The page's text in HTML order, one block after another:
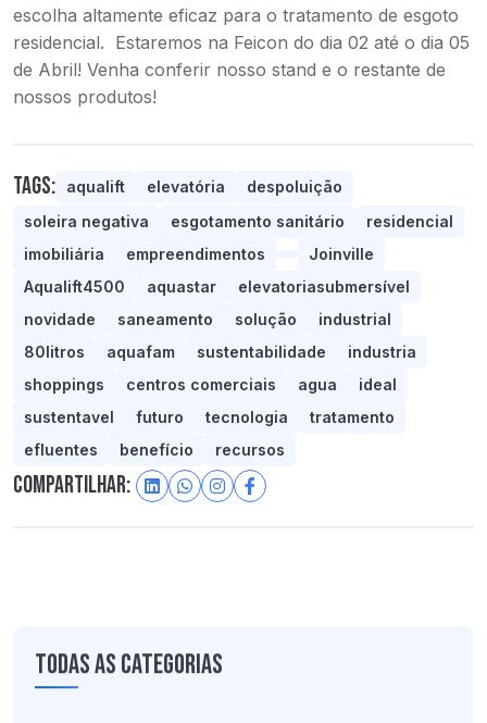
escolha altamente eficaz para o tratamento de esgoto
residencial. Estaremos na Feicon do dia 02 até o dia 05
de Abril! Venha conferir nosso stand e o restante de
nossos produtos!
Tags: aqualift elevatória
despoluição
soleira negativa
esgotamento sanitário
residencial
imobiliária
empreendimentos
Joinville
Aqualift4500
aquastar
elevatoriasubmersível
novidade
saneamento solução
industrial
80litros
aquafam sustentabilidade
industria
shoppings
centros comerciais agua
ideal
sustentavel
futuro tecnologia
tratamento
efluentes
benefício recursos
Compartilhar:
Todas as categorias